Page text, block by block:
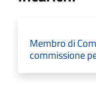
Membro di
commissione